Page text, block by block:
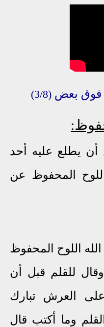
فوق بعض (3/8)
أن يطلع عليه أحد
المحفوظ عن
اللوح المحفوظ
وقال للقلم قبل أن
العرش تبارك
وما أكتب قال